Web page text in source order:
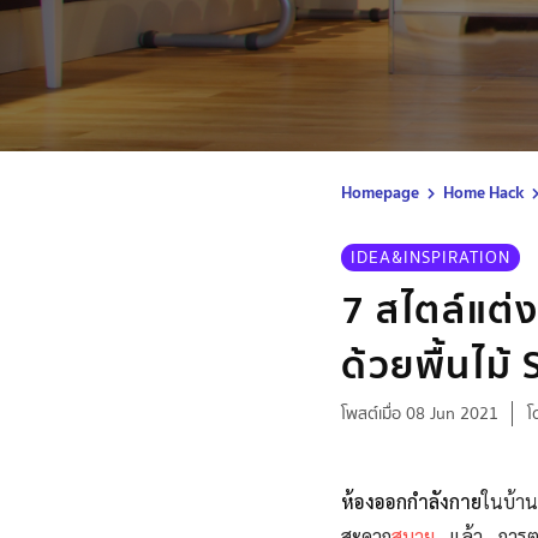
Homepage Home Hack
IDEA&INSPIRATION
7 สไตล์แต่
ด้วยพื้นไม้
โพสต์เมื่อ 08 Jun 2021
ห้องออกกำลังกายในบ้า